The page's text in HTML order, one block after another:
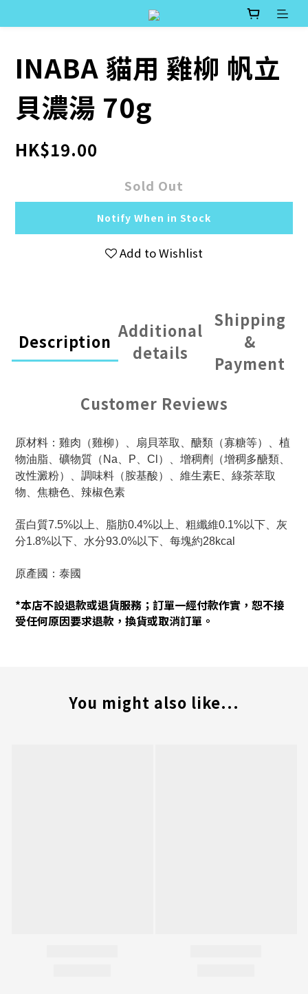
INABA 貓用 雞柳 帆立
貝濃湯 70g
HK$19.00
Sold Out
Notify When in Stock
Add to Wishlist
Description
Additional
details
Shipping
&
Payment
Customer Reviews
原材料：雞肉（雞柳）、扇貝萃取、醣類（寡糖等）、植
物油脂、礦物質（Na、P、Cl）、增稠劑（增稠多醣類、
改性澱粉）、調味料（胺基酸）、維生素E、綠茶萃取
物、焦糖色、辣椒色素
蛋白質7.5%以上、脂肪0.4%以上、粗纖維0.1%以下、灰
分1.8%以下、水分93.0%以下、每塊約28kcal
原產國：泰國
*本店不設退款或退貨服務；訂單一經付款作實，恕不接
受任何原因要求退款，換貨或取消訂單。
You might also like...